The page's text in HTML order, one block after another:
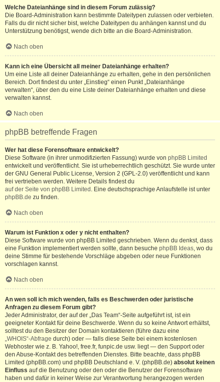
Welche Dateianhänge sind in diesem Forum zulässig?
Die Board-Administration kann bestimmte Dateitypen zulassen oder verbieten.
Falls du dir nicht sicher bist, welche Dateitypen du anhängen kannst und du
Unterstützung benötigst, wende dich bitte an die Board-Administration.
Nach oben
Kann ich eine Übersicht all meiner Dateianhänge erhalten?
Um eine Liste all deiner Dateianhänge zu erhalten, gehe in den persönlichen
Bereich. Dort findest du unter „Einstieg“ einen Punkt „Dateianhänge
verwalten“, über den du eine Liste deiner Dateianhänge erhalten und diese
verwalten kannst.
Nach oben
phpBB betreffende Fragen
Wer hat diese Forensoftware entwickelt?
Diese Software (in ihrer unmodifizierten Fassung) wurde von phpBB Limited
entwickelt und veröffentlicht. Sie ist urheberrechtlich geschützt. Sie wurde unter
der GNU General Public License, Version 2 (GPL-2.0) veröffentlicht und kann
frei vertrieben werden. Weitere Details findest du
auf der Seite von phpBB Limited . Eine deutschsprachige Anlaufstelle ist unter
phpBB.de zu finden.
Nach oben
Warum ist Funktion x oder y nicht enthalten?
Diese Software wurde von phpBB Limited geschrieben. Wenn du denkst, dass
eine Funktion implementiert werden sollte, dann besuche phpBB Ideas, wo du
deine Stimme für bestehende Vorschläge abgeben oder neue Funktionen
vorschlagen kannst.
Nach oben
An wen soll ich mich wenden, falls es Beschwerden oder juristische
Anfragen zu diesem Forum gibt?
Jeder Administrator, der auf der „Das Team“-Seite aufgeführt ist, ist ein
geeigneter Kontakt für deine Beschwerde. Wenn du so keine Antwort erhältst,
solltest du den Besitzer der Domain kontaktieren (führe dazu eine
„WHOIS“-Abfrage durch) oder — falls diese Seite bei einem kostenlosen
Webhoster wie z. B. Yahoo!, free.fr, funpic.de usw. liegt — den Support oder
den Abuse-Kontakt des betreffenden Dienstes. Bitte beachte, dass phpBB
Limited (phpBB.com) und phpBB Deutschland e. V. (phpBB.de) absolut keinen
Einfluss auf die Benutzung oder den oder die Benutzer der Forensoftware
haben und dafür in keiner Weise zur Verantwortung herangezogen werden